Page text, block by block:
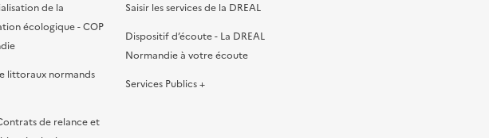
de la
écologique - COP
littoraux normands
de relance et
Saisir les services de la DREAL
Dispositif d’écoute - La DREAL
Normandie à votre écoute
Services Publics +